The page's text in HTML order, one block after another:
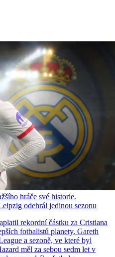
hráče své historie.
odehrál jedinou sezonu
rekordní částku za Cristiana
fotbalistů planety. Gareth
a sezoně, ve které byl
měl za sebou sedm let v